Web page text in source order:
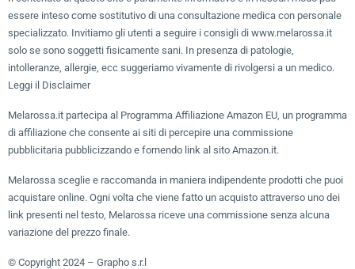
essere inteso come sostitutivo di una consultazione medica con personale
specializzato. Invitiamo gli utenti a seguire i consigli di www.melarossa.it
solo se sono soggetti fisicamente sani. In presenza di patologie,
intolleranze, allergie, ecc suggeriamo vivamente di rivolgersi a un medico.
Leggi il Disclaimer
Melarossa.it partecipa al Programma Affiliazione Amazon EU, un programma
di affiliazione che consente ai siti di percepire una commissione
pubblicitaria pubblicizzando e fornendo link al sito Amazon.it.
Melarossa sceglie e raccomanda in maniera indipendente prodotti che puoi
acquistare online. Ogni volta che viene fatto un acquisto attraverso uno dei
link presenti nel testo, Melarossa riceve una commissione senza alcuna
variazione del prezzo finale.
© Copyright 2024 – Grapho s.r.l